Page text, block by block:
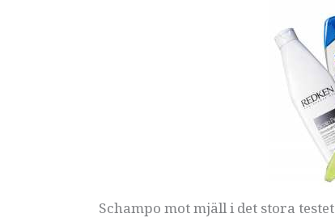
Schampo mot mjäll i det stora testet